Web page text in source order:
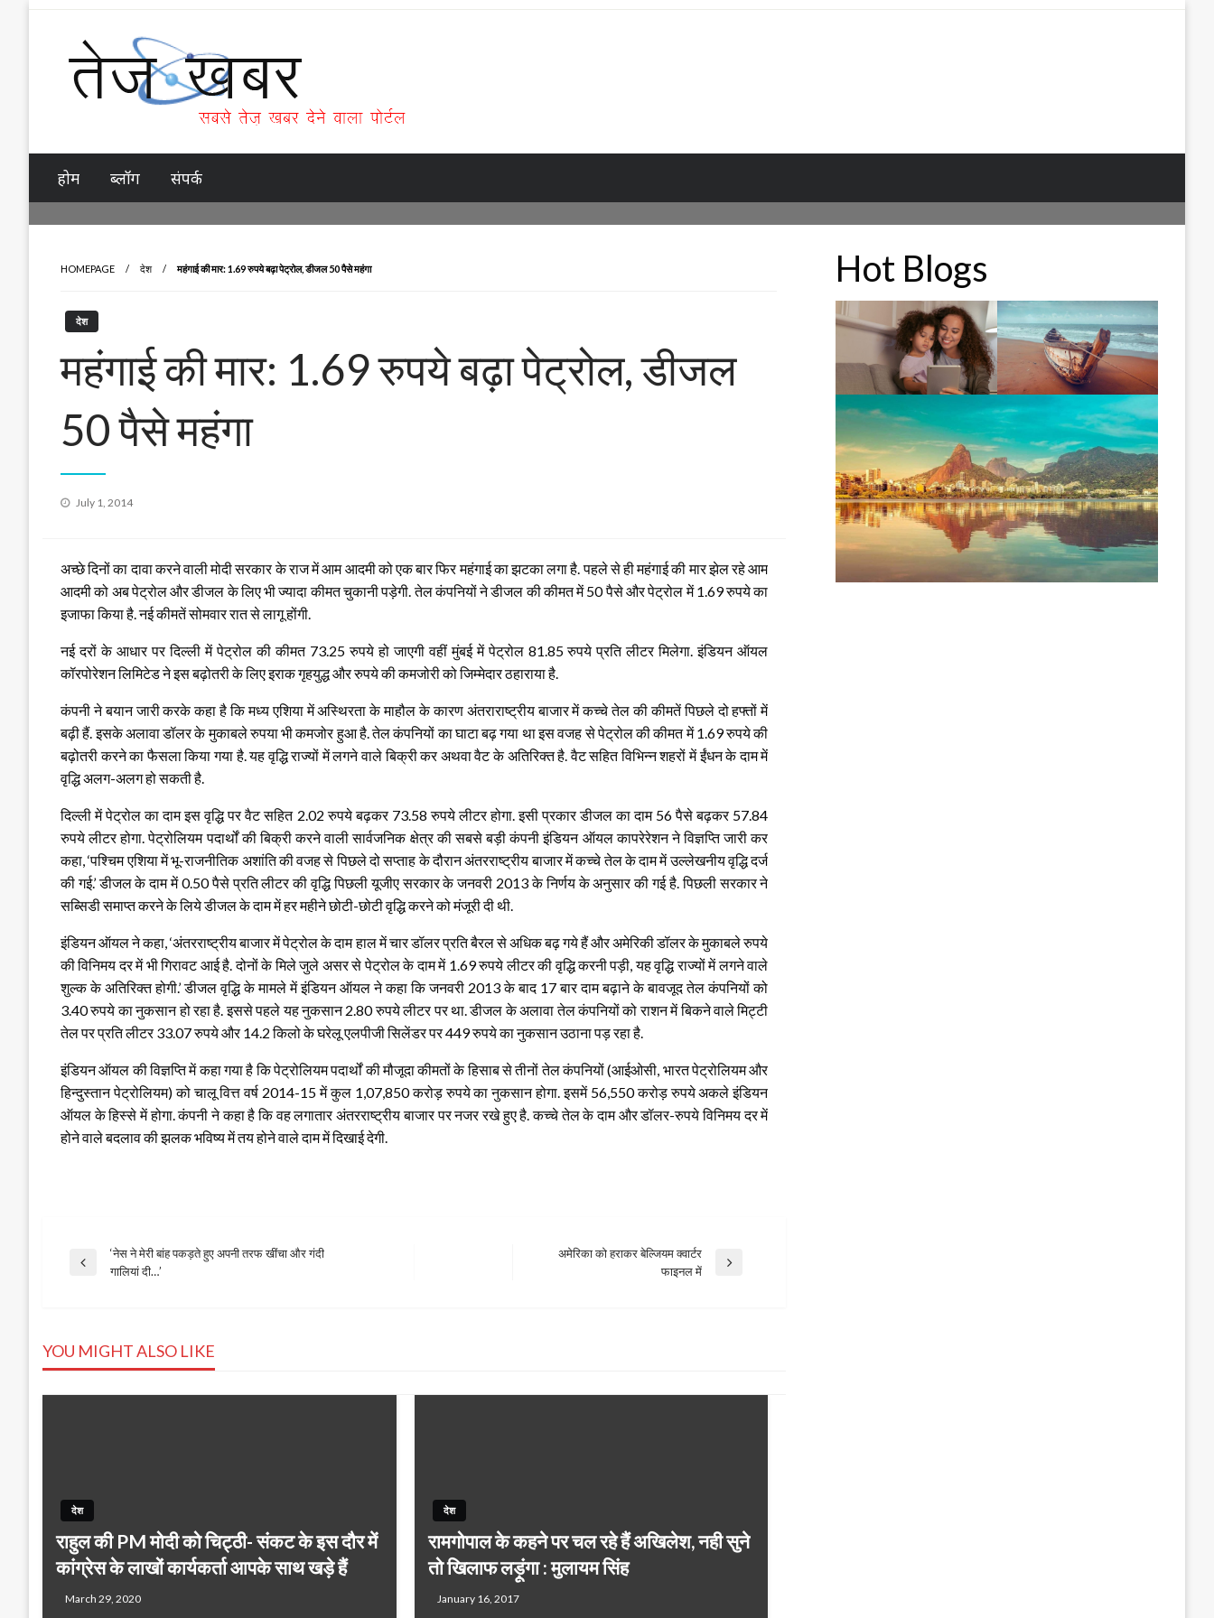
Tez Khabar
होम ब्लॉग संपर्क
HOMEPAGE देश महंगाई की मार: 1.69 रुपये बढ़ा पेट्रोल, डीजल 50 पैसे महंगा
देश
महंगाई की मार: 1.69 रुपये बढ़ा पेट्रोल, डीजल
50 पैसे महंगा
Posted
July 1, 2014
अच्छे दिनों का दावा करने वाली मोदी सरकार के राज में आम आदमी को एक बार फिर महंगाई का झटका लगा है. पहले से ही महंगाई की मार झेल रहे आम
आदमी को अब पेट्रोल और डीजल के लिए भी ज्यादा कीमत चुकानी पड़ेगी. तेल कंपनियों ने डीजल की कीमत में 50 पैसे और पेट्रोल में 1.69 रुपये का
इजाफा किया है. नई कीमतें सोमवार रात से लागू होंगी.
नई दरों के आधार पर दिल्ली में पेट्रोल की कीमत 73.25 रुपये हो जाएगी वहीं मुंबई में पेट्रोल 81.85 रुपये प्रति लीटर मिलेगा. इंडियन ऑयल
कॉरपोरेशन लिमिटेड ने इस बढ़ोतरी के लिए इराक गृहयुद्ध और रुपये की कमजोरी को जिम्मेदार ठहाराया है.
कंपनी ने बयान जारी करके कहा है कि मध्य एशिया में अस्थिरता के माहौल के कारण अंतराराष्ट्रीय बाजार में कच्चे तेल की कीमतें पिछले दो हफ्तों में
बढ़ी हैं. इसके अलावा डॉलर के मुकाबले रुपया भी कमजोर हुआ है. तेल कंपनियों का घाटा बढ़ गया था इस वजह से पेट्रोल की कीमत में 1.69 रुपये की
बढ़ोतरी करने का फैसला किया गया है. यह वृद्धि राज्यों में लगने वाले बिक्री कर अथवा वैट के अतिरिक्त है. वैट सहित विभिन्न शहरों में ईंधन के दाम में
वृद्धि अलग-अलग हो सकती है.
दिल्ली में पेट्रोल का दाम इस वृद्धि पर वैट सहित 2.02 रुपये बढ़कर 73.58 रुपये लीटर होगा. इसी प्रकार डीजल का दाम 56 पैसे बढ़कर 57.84
रुपये लीटर होगा. पेट्रोलियम पदार्थों की बिक्री करने वाली सार्वजनिक क्षेत्र की सबसे बड़ी कंपनी इंडियन ऑयल कापरेरेशन ने विज्ञप्ति जारी कर
कहा, ‘पश्चिम एशिया में भू-राजनीतिक अशांति की वजह से पिछले दो सप्ताह के दौरान अंतरराष्ट्रीय बाजार में कच्चे तेल के दाम में उल्लेखनीय वृद्धि दर्ज
की गई.’ डीजल के दाम में 0.50 पैसे प्रति लीटर की वृद्धि पिछली यूजीए सरकार के जनवरी 2013 के निर्णय के अनुसार की गई है. पिछली सरकार ने
सब्सिडी समाप्त करने के लिये डीजल के दाम में हर महीने छोटी-छोटी वृद्धि करने को मंजूरी दी थी.
इंडियन ऑयल ने कहा, ‘अंतरराष्ट्रीय बाजार में पेट्रोल के दाम हाल में चार डॉलर प्रति बैरल से अधिक बढ़ गये हैं और अमेरिकी डॉलर के मुकाबले रुपये
की विनिमय दर में भी गिरावट आई है. दोनों के मिले जुले असर से पेट्रोल के दाम में 1.69 रुपये लीटर की वृद्धि करनी पड़ी, यह वृद्धि राज्यों में लगने वाले
शुल्क के अतिरिक्त होगी.’ डीजल वृद्धि के मामले में इंडियन ऑयल ने कहा कि जनवरी 2013 के बाद 17 बार दाम बढ़ाने के बावजूद तेल कंपनियों को
3.40 रुपये का नुकसान हो रहा है. इससे पहले यह नुकसान 2.80 रुपये लीटर पर था. डीजल के अलावा तेल कंपनियों को राशन में बिकने वाले मिट्टी
तेल पर प्रति लीटर 33.07 रुपये और 14.2 किलो के घरेलू एलपीजी सिलेंडर पर 449 रुपये का नुकसान उठाना पड़ रहा है.
इंडियन ऑयल की विज्ञप्ति में कहा गया है कि पेट्रोलियम पदार्थों की मौजूदा कीमतों के हिसाब से तीनों तेल कंपनियों (आईओसी, भारत पेट्रोलियम और
हिन्दुस्तान पेट्रोलियम) को चालू वित्त वर्ष 2014-15 में कुल 1,07,850 करोड़ रुपये का नुकसान होगा. इसमें 56,550 करोड़ रुपये अकले इंडियन
ऑयल के हिस्से में होगा. कंपनी ने कहा है कि वह लगातार अंतरराष्ट्रीय बाजार पर नजर रखे हुए है. कच्चे तेल के दाम और डॉलर-रुपये विनिमय दर में
होने वाले बदलाव की झलक भविष्य में तय होने वाले दाम में दिखाई देगी.
Post
Previous
‘नेस ने मेरी बांह पकड़ते हुए अपनी तरफ खींचा और गंदी
गालियां दी…’
अमेरिका को हराकर बेल्जियम क्‍वार्टर
फाइनल में
YOU MIGHT ALSO LIKE
देश
राहुल की PM मोदी को चिट्ठी- संकट के इस दौर में
कांग्रेस के लाखों कार्यकर्ता आपके साथ खड़े हैं
March 29, 2020
देश
रामगोपाल के कहने पर चल रहे हैं अखिलेश, नही सुने
तो खिलाफ लड़ूंगा : मुलायम सिंह
January 16, 2017
Hot Blogs